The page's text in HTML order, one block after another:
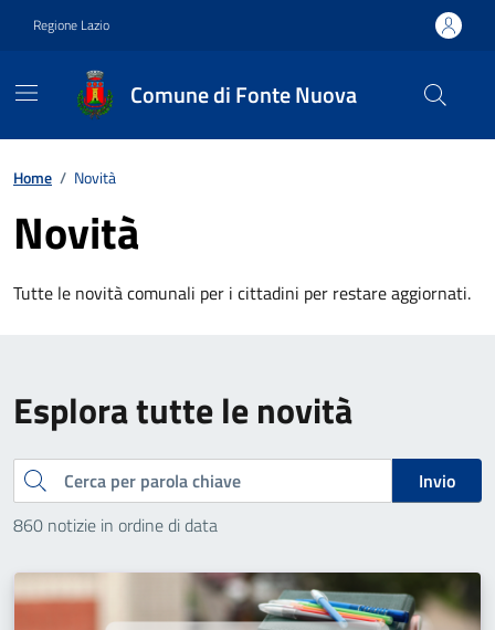
Regione Lazio
Comune di Fonte Nuova
Contenuti in evidenza
Home / Novità
Novità
Tutte le novità comunali per i cittadini per restare aggiornati.
Esplora tutte le novità
Cerca
Invio
860 notizie in ordine di data